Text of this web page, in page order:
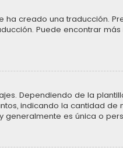
creado una traducción.
Puede encontrar
Dependiendo de la
indicando la cantidad de
generalmente es única o